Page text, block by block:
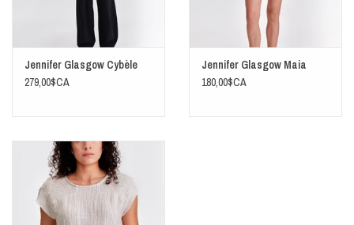
Jennifer Glasgow Cybèle
279,00$CA
Jennifer Glasgow Maia
180,00$CA